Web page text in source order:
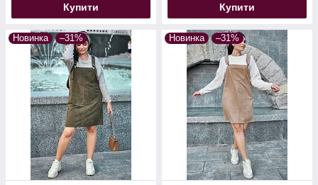
Купити Купити
Новинка –31% Новинка –31%